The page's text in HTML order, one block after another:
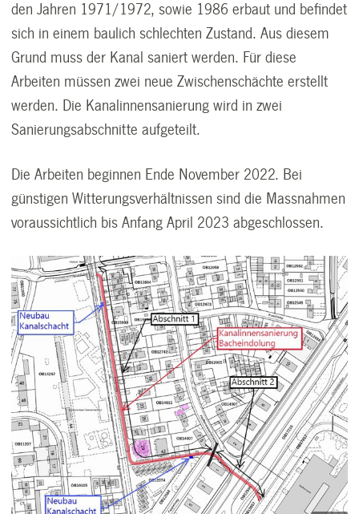
den Jahren 1971/1972, sowie 1986 erbaut und befindet
sich in einem baulich schlechten Zustand. Aus diesem
Grund muss der Kanal saniert werden. Für diese
Arbeiten müssen zwei neue Zwischenschächte erstellt
werden. Die Kanalinnensanierung wird in zwei
Sanierungsabschnitte aufgeteilt.
Die Arbeiten beginnen Ende November 2022. Bei
günstigen Witterungsverhältnissen sind die Massnahmen
voraussichtlich bis Anfang April 2023 abgeschlossen.